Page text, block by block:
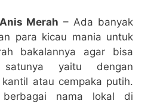
Merah – Ada banyak
para kicau mania untuk
bakalannya agar bisa
yaitu dengan
atau cempaka putih.
nama lokal di